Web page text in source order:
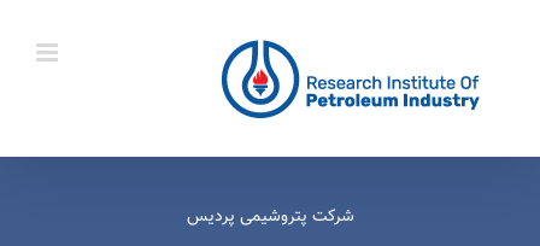
شرکت پتروشیمی پردیس